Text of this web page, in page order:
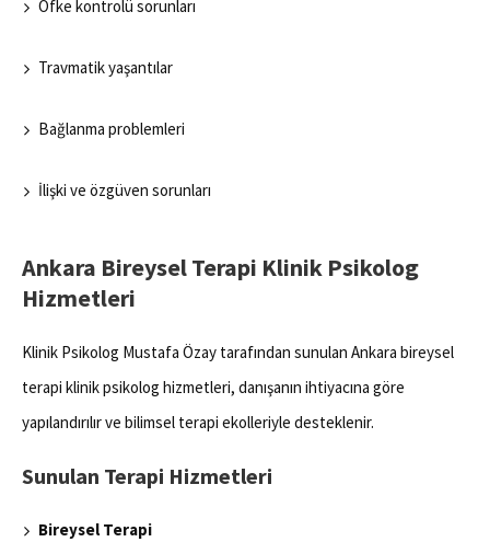
Öfke kontrolü sorunları
Travmatik yaşantılar
Bağlanma problemleri
İlişki ve özgüven sorunları
Ankara Bireysel Terapi Klinik Psikolog
Hizmetleri
Klinik Psikolog Mustafa Özay tarafından sunulan Ankara bireysel
terapi klinik psikolog hizmetleri, danışanın ihtiyacına göre
yapılandırılır ve bilimsel terapi ekolleriyle desteklenir.
Sunulan Terapi Hizmetleri
Bireysel Terapi